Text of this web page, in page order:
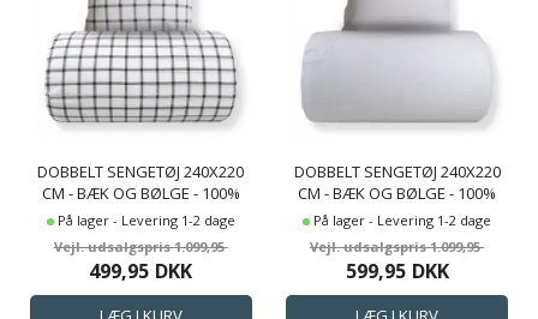
DOBBELT SENGETØJ 240X220
CM - BÆK OG BØLGE - 100%
BOMULDS KREP - GRÅ TERN
På lager - Levering 1-2 dage
1.099,95
499,95 DKK
DOBBELT SENGETØJ 240X220
CM - BÆK OG BØLGE - 100%
BOMULDS KREP - HVIDT
På lager - Levering 1-2 dage
1.099,95
599,95 DKK